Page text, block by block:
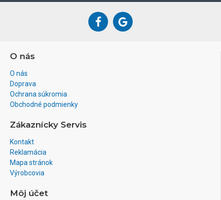
O nás
O nás
Doprava
Ochrana súkromia
Obchodné podmienky
Zákaznícky Servis
Kontakt
Reklamácia
Mapa stránok
Výrobcovia
Môj účet